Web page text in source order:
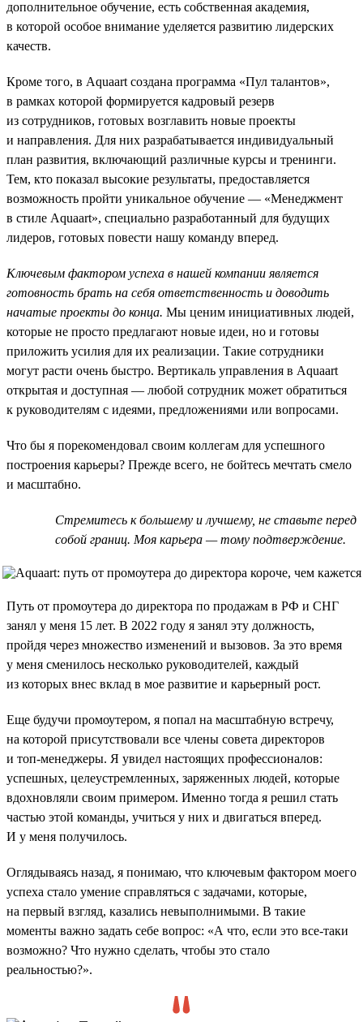
дополнительное обучение, есть собственная академия,
в которой особое внимание уделяется развитию лидерских
качеств.
Кроме того, в Aquaart создана программа «Пул талантов»,
в рамках которой формируется кадровый резерв
из сотрудников, готовых возглавить новые проекты
и направления. Для них разрабатывается индивидуальный
план развития, включающий различные курсы и тренинги.
Тем, кто показал высокие результаты, предоставляется
возможность пройти уникальное обучение — «Менеджмент
в стиле Aquaart», специально разработанный для будущих
лидеров, готовых повести нашу команду вперед.
Ключевым фактором успеха в нашей компании является
готовность брать на себя ответственность и доводить
начатые проекты до конца. Мы ценим инициативных людей,
которые не просто предлагают новые идеи, но и готовы
приложить усилия для их реализации. Такие сотрудники
могут расти очень быстро. Вертикаль управления в Aquaart
открытая и доступная — любой сотрудник может обратиться
к руководителям с идеями, предложениями или вопросами.
Что бы я порекомендовал своим коллегам для успешного
построения карьеры? Прежде всего, не бойтесь мечтать смело
и масштабно.
Стремитесь к большему и лучшему, не ставьте перед
собой границ. Моя карьера — тому подтверждение.
Путь от промоутера до директора по продажам в РФ и СНГ
занял у меня 15 лет. В 2022 году я занял эту должность,
пройдя через множество изменений и вызовов. За это время
у меня сменилось несколько руководителей, каждый
из которых внес вклад в мое развитие и карьерный рост.
Еще будучи промоутером, я попал на масштабную встречу,
на которой присутствовали все члены совета директоров
и топ-менеджеры. Я увидел настоящих профессионалов:
успешных, целеустремленных, заряженных людей, которые
вдохновляли своим примером. Именно тогда я решил стать
частью этой команды, учиться у них и двигаться вперед.
И у меня получилось.
Оглядываясь назад, я понимаю, что ключевым фактором моего
успеха стало умение справляться с задачами, которые,
на первый взгляд, казались невыполнимыми. В такие
моменты важно задать себе вопрос: «А что, если это все-таки
возможно? Что нужно сделать, чтобы это стало
реальностью?».